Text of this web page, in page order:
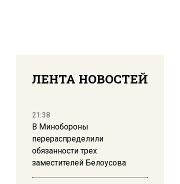
ЛЕНТА НОВОСТЕЙ
21:38
В Минобороны
перераспределили
обязанности трех
заместителей Белоусова